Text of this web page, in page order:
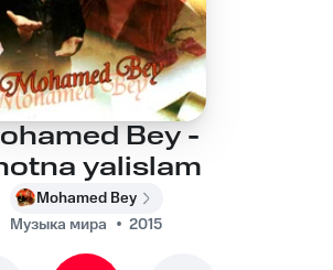
Bey -
yalislam
Mohamed Bey
Музыка мира
2015